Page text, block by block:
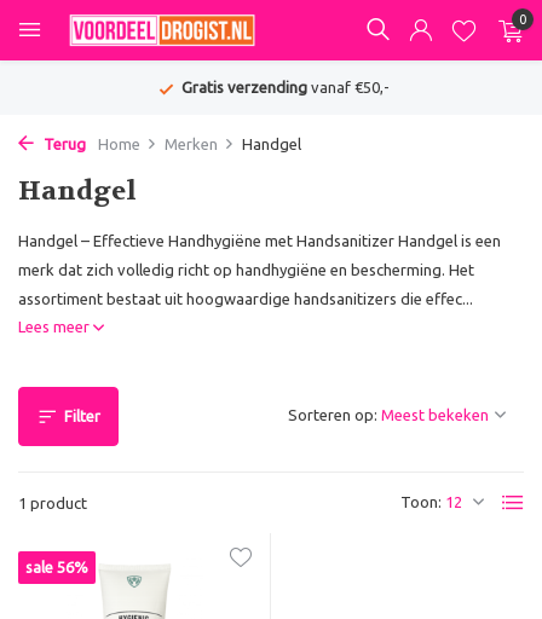
0
Gratis verzendingvanaf €50,-
Terug Home Merken Handgel
Handgel
Handgel – Effectieve Handhygiëne met Handsanitizer Handgel is een
merk dat zich volledig richt op handhygiëne en bescherming. Het
assortiment bestaat uit hoogwaardige handsanitizers die effec...
Lees meer
Filter
1 product Toon:
Sorteren op:
sale 56%